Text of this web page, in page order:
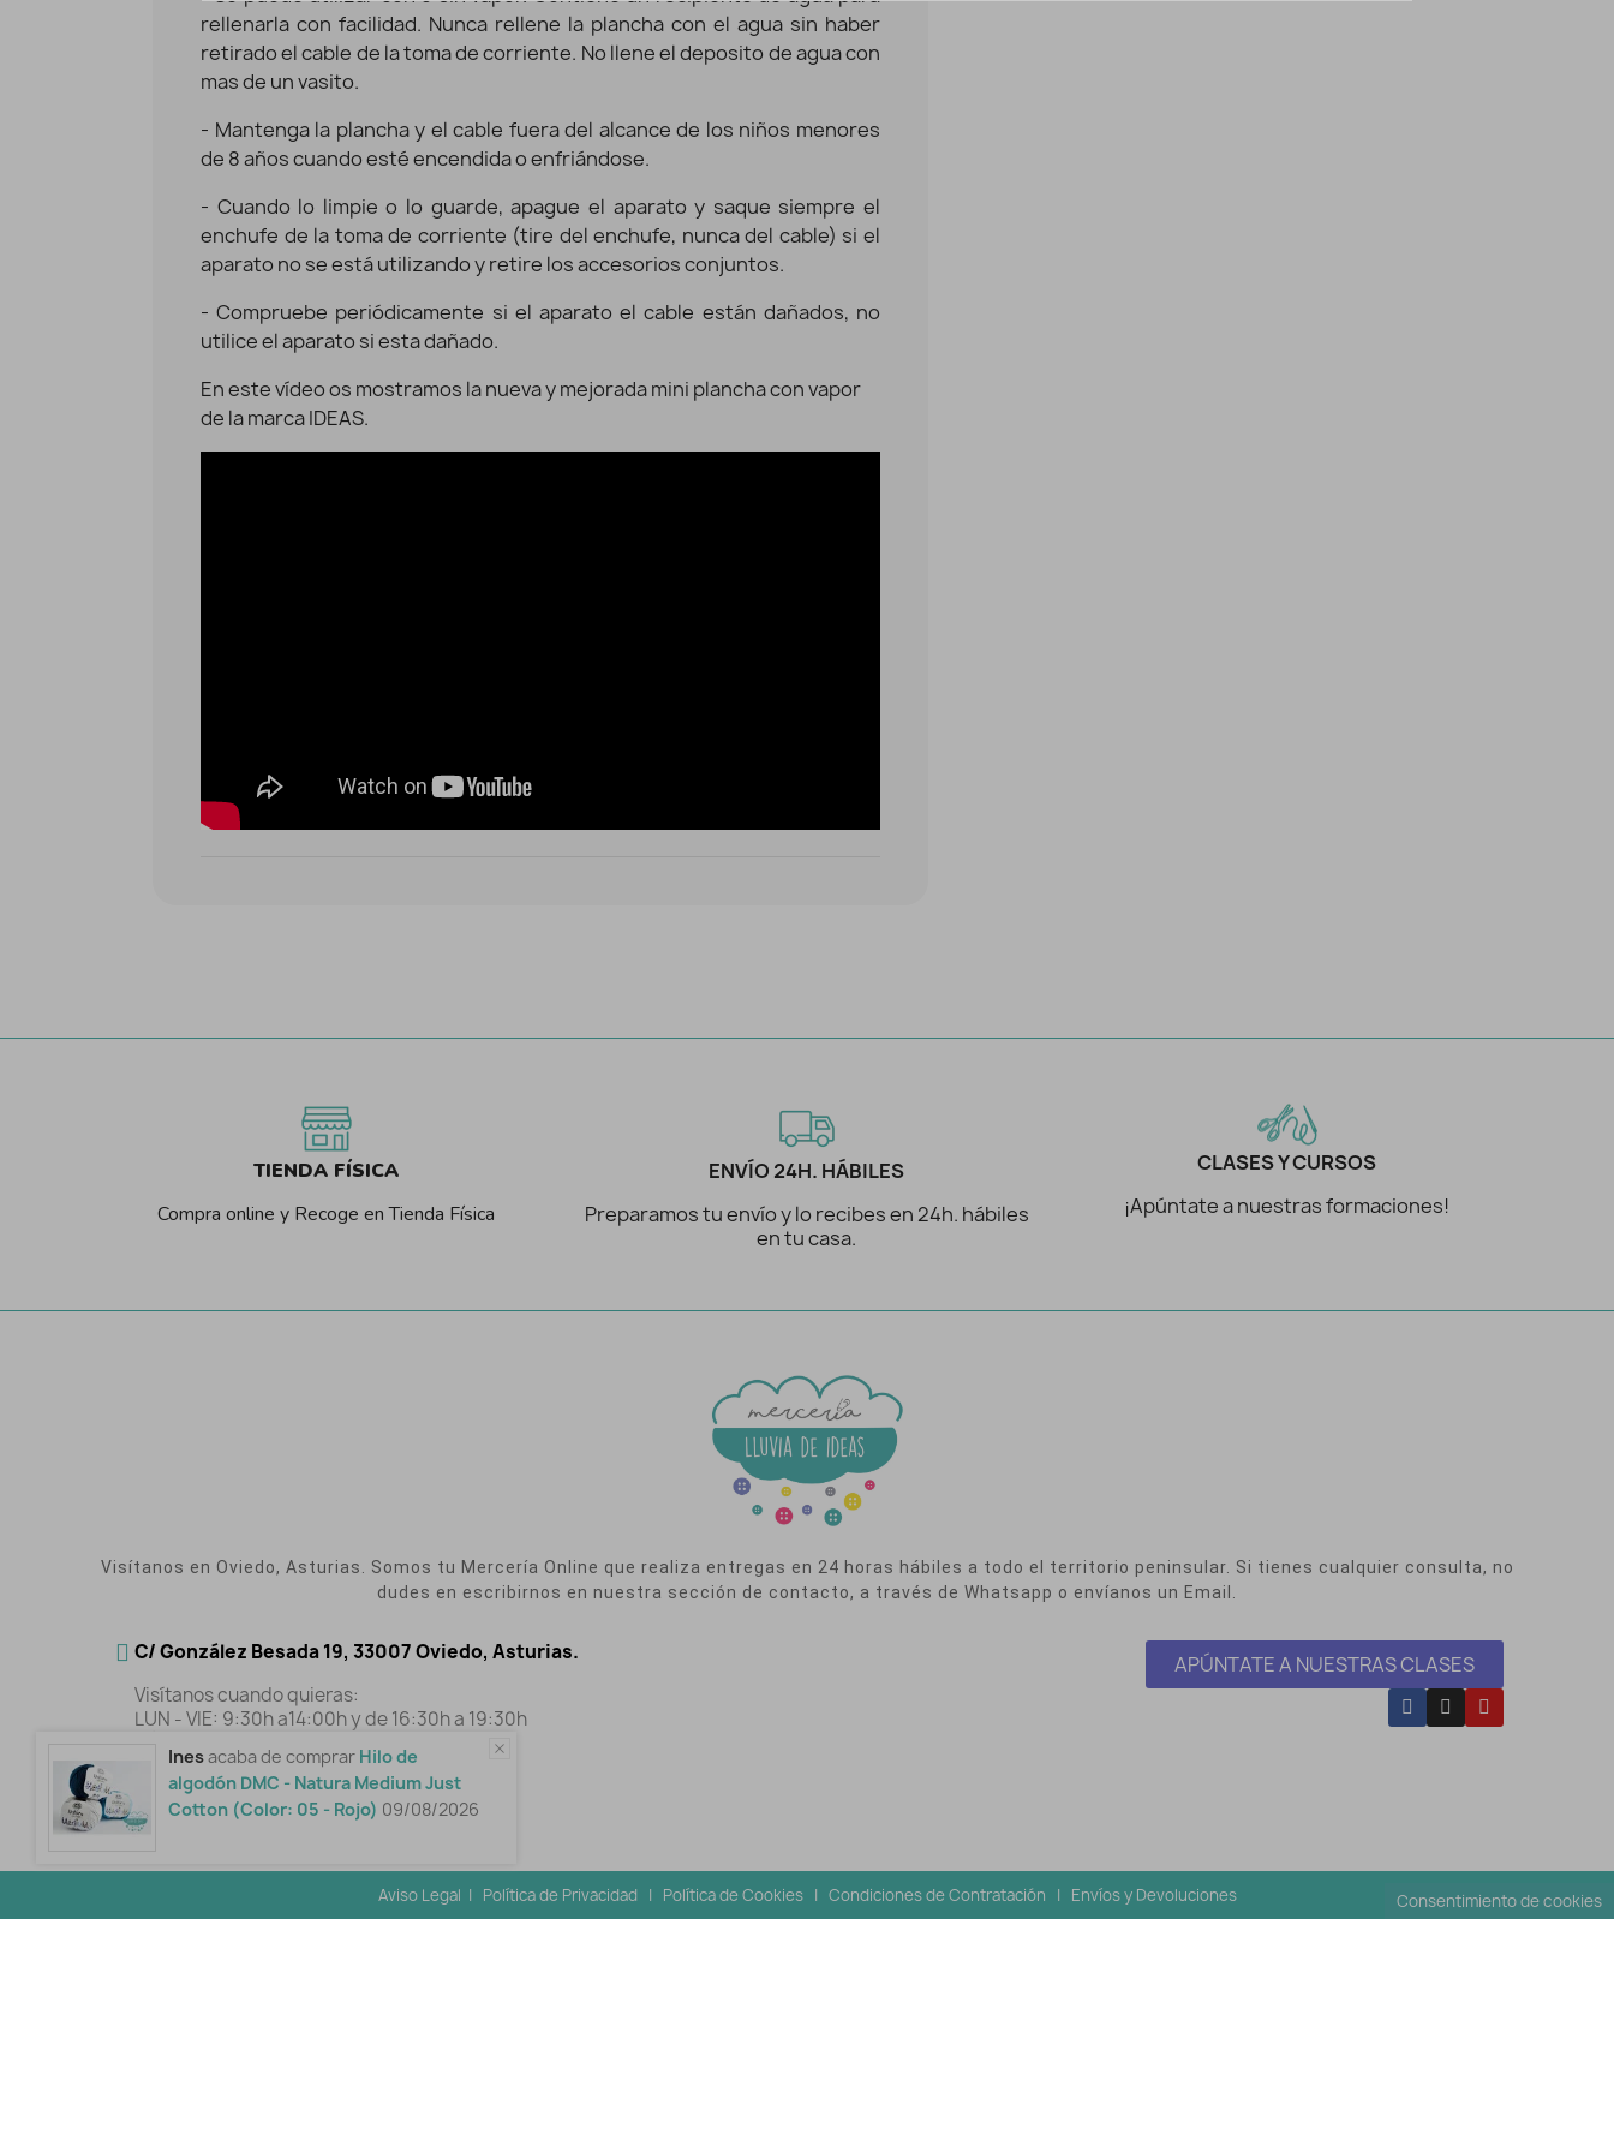
rellenarla con facilidad. Nunca rellene la plancha con el agua sin haber
retirado el cable de la toma de corriente. No llene el deposito de agua con
mas de un vasito.
- Mantenga la plancha y el cable fuera del alcance de los niños menores
de 8 años cuando esté encendida o enfriándose.
- Cuando lo limpie o lo guarde, apague el aparato y saque siempre el
enchufe de la toma de corriente (tire del enchufe, nunca del cable) si el
aparato no se está utilizando y retire los accesorios conjuntos.
- Compruebe periódicamente si el aparato el cable están dañados, no
utilice el aparato si esta dañado.
En este vídeo os mostramos la nueva y mejorada mini plancha con vapor
de la marca IDEAS.
TIENDA FÍSICA
Compra online y Recoge en Tienda Física
ENVÍO 24H. HÁBILES
Preparamos tu envío y lo recibes en 24h. hábiles
en tu casa.
CLASES Y CURSOS
¡Apúntate a nuestras formaciones!
Visítanos en Oviedo, Asturias. Somos tu Mercería Online que realiza entregas en 24 horas hábiles a todo el territorio peninsular. Si tienes cualquier consulta, no
dudes en escribirnos en nuestra sección de contacto, a través de Whatsapp o envíanos un Email.
C/ González Besada 19, 33007 Oviedo, Asturias.
Visítanos cuando quieras:
LUN - VIE: 9:30h a14:00h y de 16:30h a 19:30h
SÁB: 10:00h a 14:00h
985 43 44 19
APÚNTATE A NUESTRAS CLASES
Aviso Legal | Política de Privacidad | Política de Cookies| Condiciones de Contratación | Envíos y Devoluciones Consentimiento de cookies
Inesacaba de comprar Hilo de
algodón DMC - Natura Medium Just
Cotton (Color: 05 - Rojo) 09/08/2026